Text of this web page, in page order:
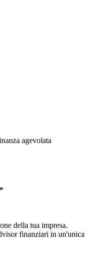
agevolata
della tua impresa.
finanziari in un'unica